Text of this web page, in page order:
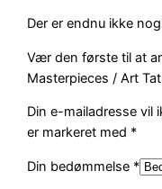
s
e
r
i
e
c
Der er endnu ikke
Vær den første til at
Masterpieces / Art
Din e-mailadresse vil
er markeret med *
Din bedømmelse *